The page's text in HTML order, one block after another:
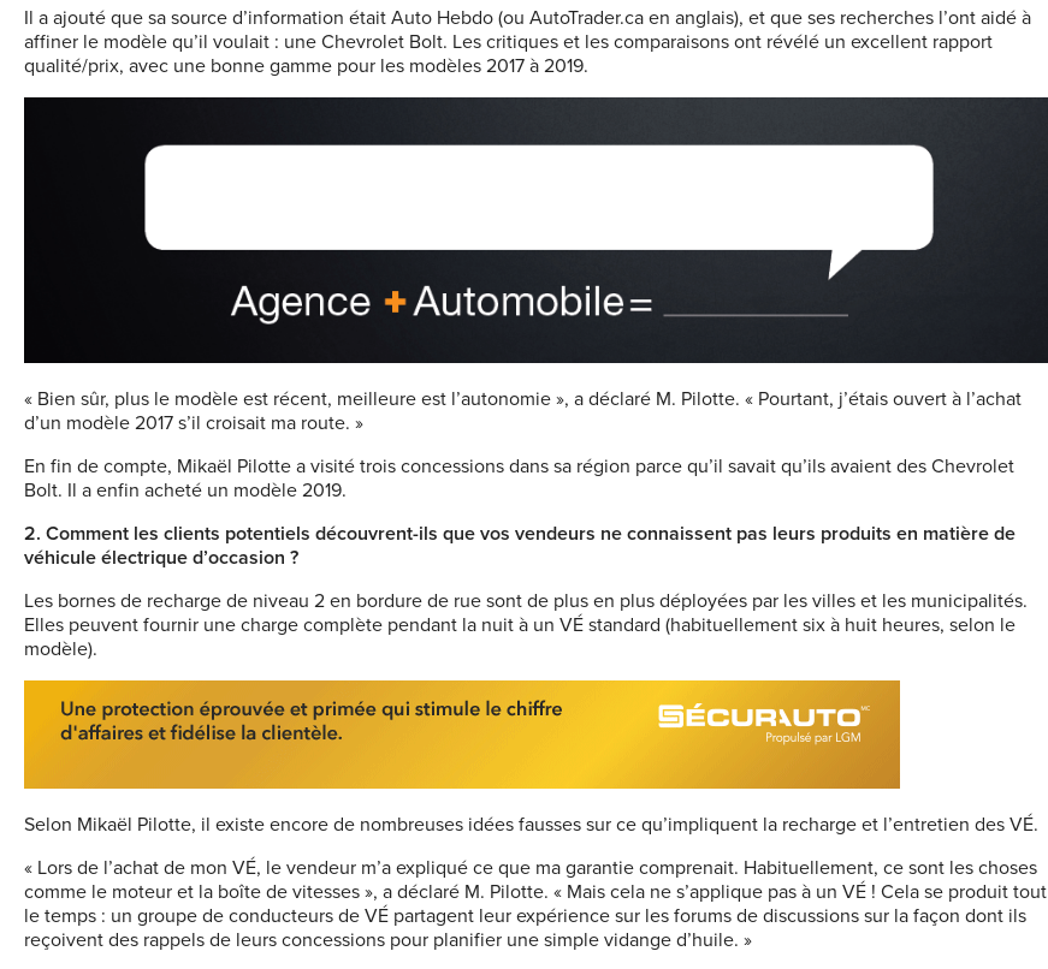
Il a ajouté que sa source d’information était Auto Hebdo (ou AutoTrader.ca en anglais), et que ses recherches l’ont aidé à
affiner le modèle qu’il voulait : une Chevrolet Bolt. Les critiques et les comparaisons ont révélé un excellent rapport
qualité/prix, avec une bonne gamme pour les modèles 2017 à 2019.
« Bien sûr, plus le modèle est récent, meilleure est l’autonomie », a déclaré M. Pilotte. « Pourtant, j’étais ouvert à l’achat
d’un modèle 2017 s’il croisait ma route. »
En fin de compte, Mikaël Pilotte a visité trois concessions dans sa région parce qu’il savait qu’ils avaient des Chevrolet
Bolt. Il a enfin acheté un modèle 2019.
2. Comment les clients potentiels découvrent-ils que vos vendeurs ne connaissent pas leurs produits en matière de
véhicule électrique d’occasion ?
Les bornes de recharge de niveau 2 en bordure de rue sont de plus en plus déployées par les villes et les municipalités.
Elles peuvent fournir une charge complète pendant la nuit à un VÉ standard (habituellement six à huit heures, selon le
modèle).
Selon Mikaël Pilotte, il existe encore de nombreuses idées fausses sur ce qu’impliquent la recharge et l’entretien des VÉ.
« Lors de l’achat de mon VÉ, le vendeur m’a expliqué ce que ma garantie comprenait. Habituellement, ce sont les choses
comme le moteur et la boîte de vitesses », a déclaré M. Pilotte. « Mais cela ne s’applique pas à un VÉ ! Cela se produit tout
le temps : un groupe de conducteurs de VÉ partagent leur expérience sur les forums de discussions sur la façon dont ils
reçoivent des rappels de leurs concessions pour planifier une simple vidange d’huile. »